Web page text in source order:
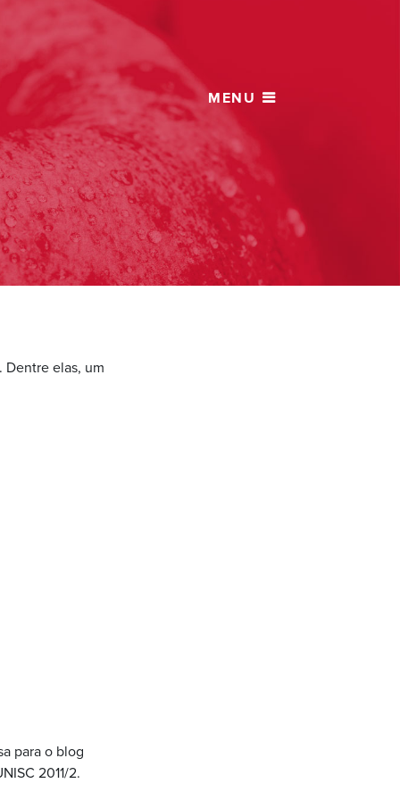
Dentre elas, um
para o blog
2011/2.